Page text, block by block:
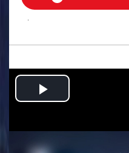
.
Play
Video